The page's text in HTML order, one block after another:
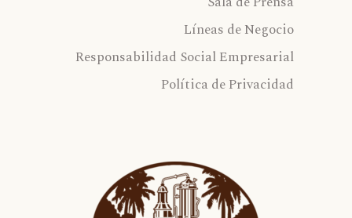
Líneas de Negocio
Responsabilidad Social Empresarial
Política de Privacidad